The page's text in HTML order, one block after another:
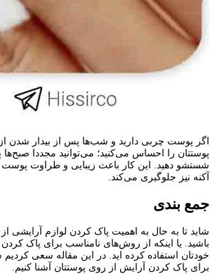
اگر پوست چربی دارید و شب‌ها پس از بیدار شدن
پوستتان را احساس می‌کنید؛ می‌توانید مجددا صبح‌ها
شستشو دهید. این کار باعث زیبایی و طراوت
آکنه نیز جلوگیری می‌کند.
جمع بندی
شاید تا به حال به اهمیت پاک کردن لوازم آرایشی
باشید. یا اینکه از روش‌های نامناسب برای پاک
برای پاک کردن آرایش از روی پوستتان آشنا کنیم.